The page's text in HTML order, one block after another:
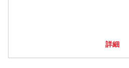
詳細